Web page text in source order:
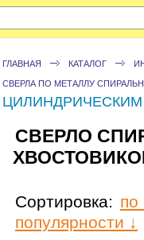
ГЛАВНАЯ КАТАЛОГ
СВЕРЛА ПО МЕТАЛЛУ
ЦИЛИНДРИЧЕСКИМ
СВЕРЛО
Сортировка: по
популярности ↓